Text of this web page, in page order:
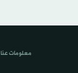
معلومات عنا